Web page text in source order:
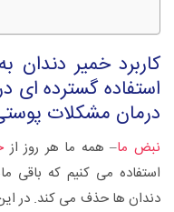
کاربرد خمیر دندان
استفاده گسترده ای
درمان مشکلات
نبض ما– همه ما هر روز از
استفاده می کنیم که باقی
دندان ها حذف می کند. در